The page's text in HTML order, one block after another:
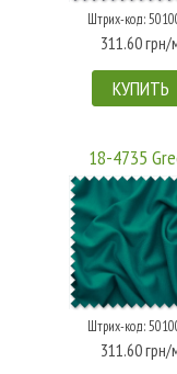
Штрих-код:
311.60 грн/
КУПИТЬ
18-4735
Штрих-код:
311.60 грн/